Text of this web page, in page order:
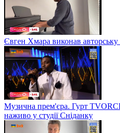
Євген Хмара виконав
Музична прем'єра. Гурт
наживо у студії Сніданку